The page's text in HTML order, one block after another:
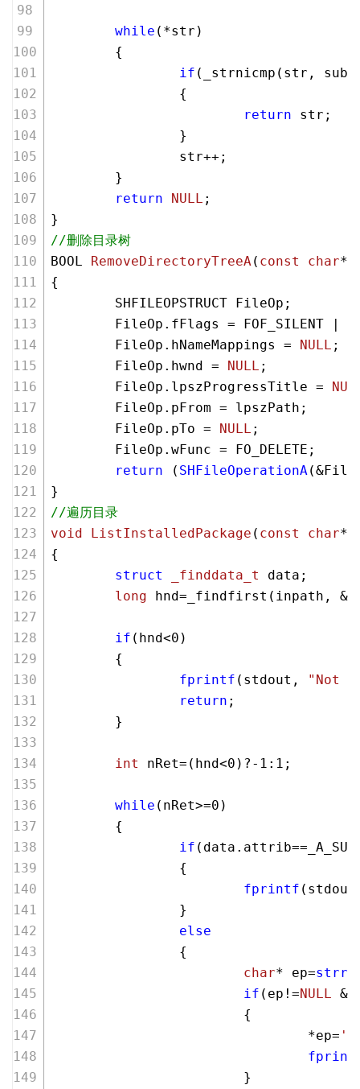
while (*str)
        {
if (_strnicmp(str,
                {
return str;
                }
                str++;
        }
return
NULL ;
}
//删除目录树
BOOL RemoveDirectoryTreeA( const char*
{
        SHFILEOPSTRUCT FileOp;
FileOp.fFlags = FOF_SILENT |
        FileOp.hNameMappings =
NULL ;
        FileOp.hwnd =
NULL ;
        FileOp.lpszProgressTitle =
        FileOp.pFrom = lpszPath;
        FileOp.pTo =
NULL ;
        FileOp.wFunc = FO_DELETE;
return ( SHFileOperationA
}
//遍历目录
void
ListInstalledPackage ( const char*
{
struct
_finddata_t
data;
long hnd=_findfirst(inpath,
if (hnd<0 )
        {
fprintf (stdout,
"Not
return ;
        }
int nRet=(hnd<0 )? -1 : 1 ;
while (nRet>=0 )
        {
if
                {
fprintf
                }
else
                {
char* ep=
if (ep!=NULL
                        {
                                *ep=
                        }